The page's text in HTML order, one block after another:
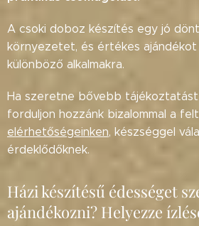
A csoki doboz készítés egy jó
környezetet, és értékes ajándékot
különböző alkalmakra.
Ha szeretne bővebb
forduljon hozzánk bizalommal a
elérhetőségeinken, készséggel
érdeklődőknek.
Házi készítésű édességet
ajándékozni? Helyezze